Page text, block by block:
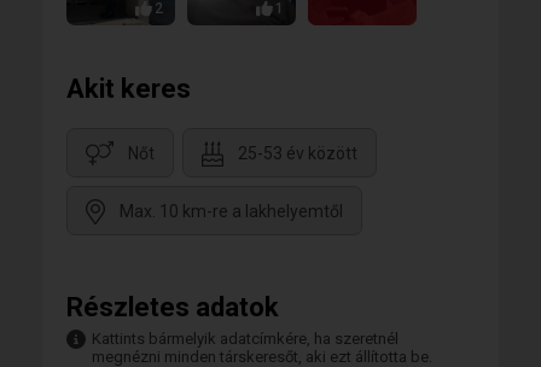
2 1
Akit keres
Nőt 25-53 év között
Max. 10 km-re a lakhelyemtől
Részletes adatok
Kattints bármelyik adatcímkére, ha szeretnél
megnézni minden társkeresőt, aki ezt állította be.